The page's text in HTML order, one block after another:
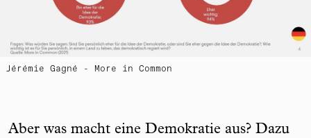
Jérémie Gagné - More in Common
Aber was macht eine Demokratie aus? Dazu